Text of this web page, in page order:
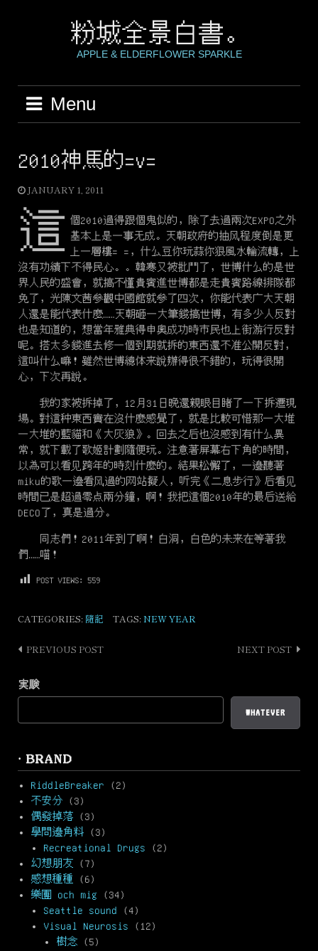
粉城全景白書。
APPLE & ELDERFLOWER SPARKLE
Menu
2010神馬的=v=
JANUARY 1, 2011
這 個2010過得跟個鬼似的，除了去過兩次EXPO之外
基本上是一事无成。天朝政府的抽风程度倒是更
上一層樓= =，什么豆你玩蒜你狠風水輪流轉，上
沒有功績下不得民心。。韓寒又被批鬥了，世博什么的是世
界人民的盛會，就搞不懂貴賓進世博都是走貴賓路線排隊都
免了，光陳文茜參觀中國館就參了四次，你能代表广大天朝
人還是能代表什麼……天朝砸一大筆錢搞世博，有多少人反對
也是知道的，想當年雅典得申奧成功時市民也上街游行反對
呢。搭太多錢進去修一個到期就拆的東西還不准公開反對，
這叫什么嘛！雖然世博總体来說辦得很不錯的，玩得很開
心，下次再說。
我的家被拆掉了，12月31日晚還親眼目睹了一下拆遷現
場。對這种東西實在沒什麼感覺了，就是比較可惜那一大堆
一大堆的藍貓和《大灰狼》。回去之后也沒感到有什么異
常，就下載了歌姬計劃隨便玩。注意著屏幕右下角的時間，
以為可以看见跨年的時刻什麼的。結果松懈了，一邊聽著
miku的歌一邊看风過的网站擬人，听完《二息步行》后看见
時間已是超過零点兩分鐘，啊！我把這個2010年的最后送給
DECO了，真是過分。
同志們！2011年到了啊！白洞，白色的未来在等著我
們……喵！
POST VIEWS: 559
CATEGORIES: 隨記 TAGS:NEW YEAR
Post
PREVIOUS POST NEXT POST
実験
WHATEVER
· BRAND
RiddleBreaker (2)
不安分 (3)
偶發掉落 (3)
學問邊角料 (3)
Recreational Drugs (2)
幻想朋友 (7)
感想種種 (6)
樂團 och mig (34)
Seattle sound (4)
Visual Neurosis (12)
樹念 (5)